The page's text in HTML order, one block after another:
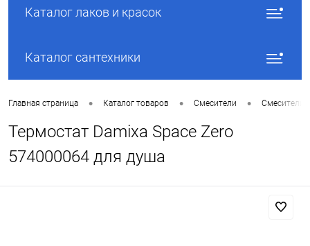
Каталог лаков и красок
Каталог сантехники
Главная страница • Каталог товаров • Смесители • Смесители
Термостат Damixa Space Zero
574000064 для душа